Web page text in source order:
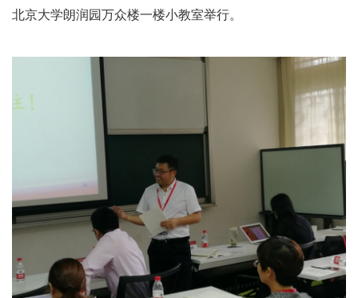
北京大学朗润园万众楼一楼小教室举行。